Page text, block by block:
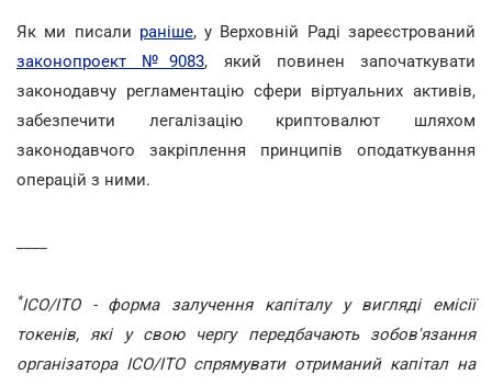
Як ми писали раніше, у Верховній Раді зареєстрований
законопроект №9083, який повинен започаткувати
законодавчу регламентацію сфери віртуальних активів,
забезпечити легалізацію криптовалют шляхом
законодавчого закріплення принципів оподаткування
операцій з ними.
*ICO/ITO - форма залучення капіталу у вигляді емісії
токенів, які у свою чергу передбачають зобов'язання
організатора ICO/ITO спрямувати отриманий капітал на